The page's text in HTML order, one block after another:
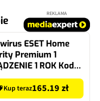
REKLAMA
ESET Home
Premium 1
1 ROK Kod
Kup teraz165.19 zł